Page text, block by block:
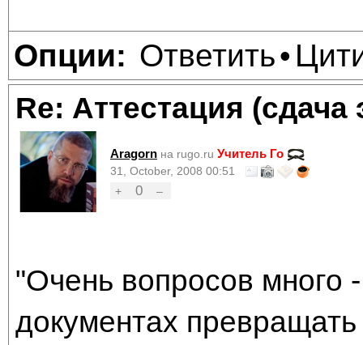
Опции: Ответить•
Re: Аттестация (сдача
Aragorn на rugo.ru Учитель Го
31, October, 2008 00:51
+
0 –
"Очень вопросов много
документах